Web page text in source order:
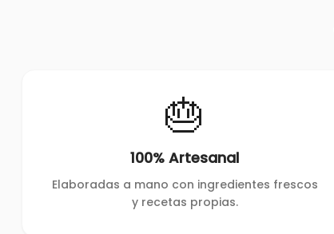
🎂
100% Artesanal
Elaboradas a mano con ingredientes frescos
y recetas propias.